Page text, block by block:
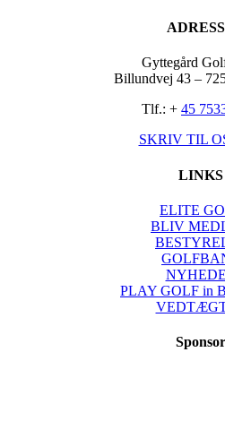
Gyttegård
Billundvej 43 –
Tlf.: + 45
SKRIV TIL
LINKS
ELITE
BLIV
PLAY GOLF in
Sponsor